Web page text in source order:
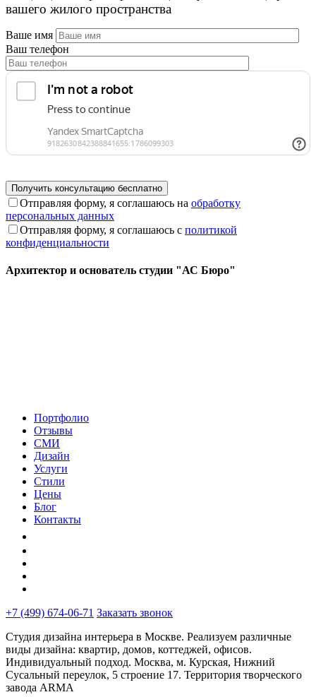
вашего жилого пространства
Ваше имя
Ваш телефон
Отправляя форму, я соглашаюсь на обработку
персональных данных
Отправляя форму, я соглашаюсь с политикой
конфиденциальности
Архитектор и основатель студии "АС Бюро"
Портфолио
Отзывы
СМИ
Дизайн
Услуги
Стили
Цены
Блог
Контакты
+7 (499) 674-06-71 Заказать звонок
Студия дизайна интерьера в Москве. Реализуем различные
виды дизайна: квартир, домов, коттеджей, офисов.
Индивидуальный подход. Москва, м. Курская, Нижний
Сусальный переулок, 5 строение 17. Территория творческого
завода ARMA